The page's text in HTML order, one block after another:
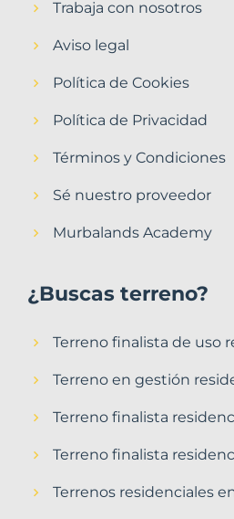
Trabaja con nosotros
Aviso legal
Política de Cookies
Política de Privacidad
Términos y Condiciones
Sé nuestro proveedor
Murbalands Academy
¿Buscas terreno?
Terreno finalista de uso
Terreno en gestión
Terreno finalista
Terreno finalista
Terrenos residenciales